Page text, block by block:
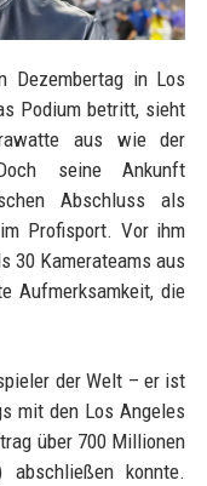
Dezembertag in Los
Podium betritt, sieht
aus wie der
seine Ankunft
Abschluss als
Profisport. Vor ihm
30 Kamerateams aus
Aufmerksamkeit, die
der Welt – er ist
mit den Los Angeles
über 700 Millionen
konnte.